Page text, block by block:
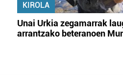
KIROLA
Unai Urkia zegamarrak
arrantzako beteranoen